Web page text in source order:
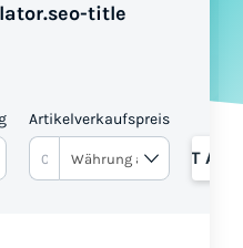
title
Artikelverkaufspreis
ANGEBOT